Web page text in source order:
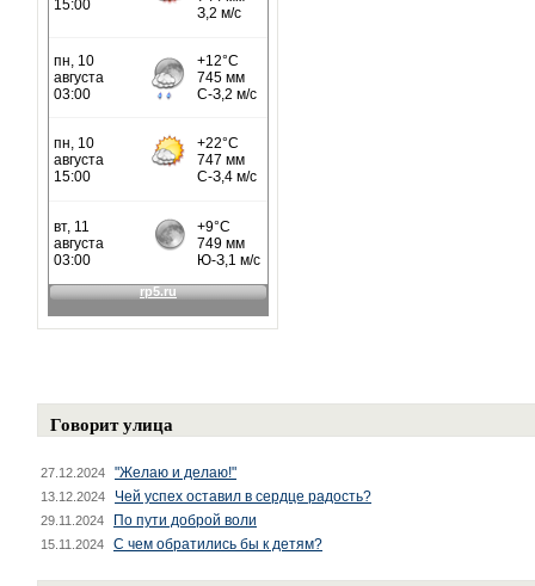
Говорит улица
27.12.2024 "Желаю и делаю!"
13.12.2024 Чей успех оставил в сердце радость?
29.11.2024 По пути доброй воли
15.11.2024 С чем обратились бы к детям?